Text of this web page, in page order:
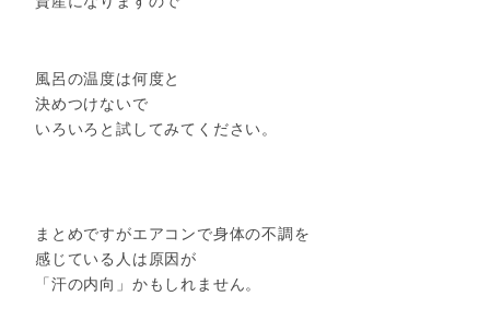
風呂の温度は何度と
決めつけないで
いろいろと試してみてください。
まとめですがエアコンで身体の不調を
感じている人は原因が
「汗の内向」かもしれません。